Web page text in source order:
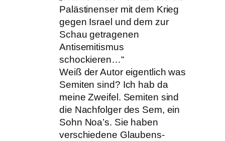
Palästinenser mit dem Krieg
gegen Israel und dem zur
Schau getragenen
Antisemitismus
schockieren…“
Weiß der Autor eigentlich was
Semiten sind? Ich hab da
meine Zweifel. Semiten sind
die Nachfolger des Sem, ein
Sohn Noa’s. Sie haben
verschiedene Glaubens-